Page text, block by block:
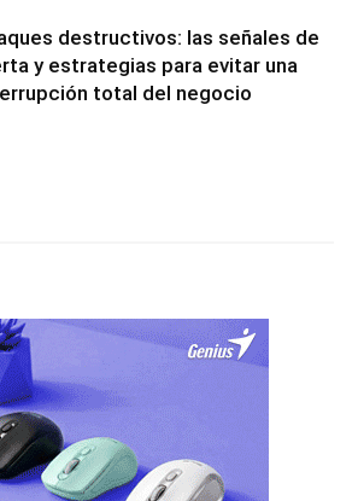
destructivos: las señales de
y estrategias para evitar una
total del negocio